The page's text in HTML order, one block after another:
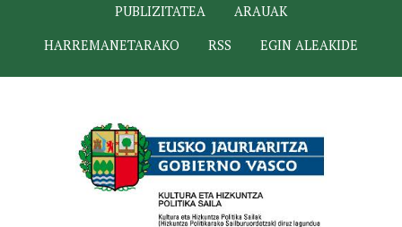
PUBLIZITATEA
ARAUAK
HARREMANETARAKO
RSS EGIN ALEAKIDE